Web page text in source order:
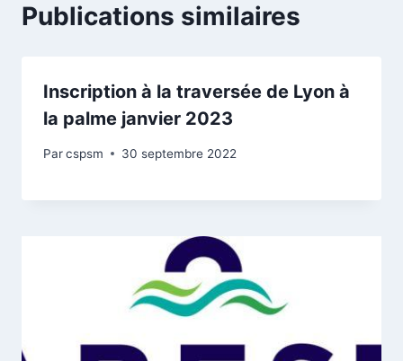
Publications similaires
Inscription à la traversée de Lyon à
la palme janvier 2023
Parcspsm 30 septembre 2022